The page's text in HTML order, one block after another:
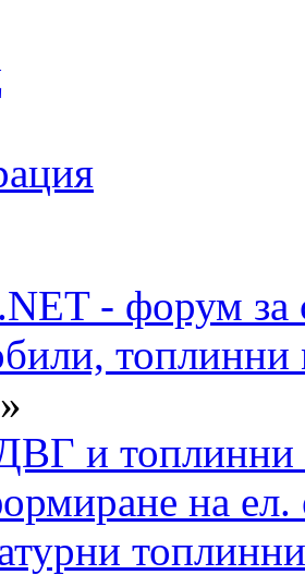
- форум за
»
и
на ел.